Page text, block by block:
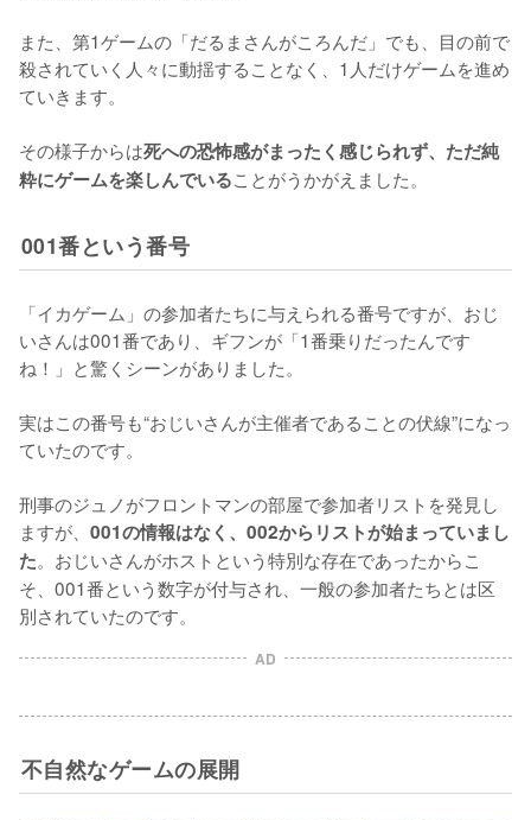
また、第1ゲームの「だるまさんがころんだ」でも、目の前で
殺されていく人々に動揺することなく、1人だけゲームを進め
ていきます。
その様子からは死への恐怖感がまったく感じられず、ただ純
粋にゲームを楽しんでいることがうかがえました。
001番という番号
「イカゲーム」の参加者たちに与えられる番号ですが、おじ
いさんは001番であり、ギフンが「1番乗りだったんです
ね！」と驚くシーンがありました。
実はこの番号も“おじいさんが主催者であることの伏線”になっ
ていたのです。
刑事のジュノがフロントマンの部屋で参加者リストを発見し
ますが、 001の情報はなく、002からリストが始まっていまし
た。おじいさんがホストという特別な存在であったからこ
そ、001番という数字が付与され、一般の参加者たちとは区
別されていたのです。
AD
不自然なゲームの展開